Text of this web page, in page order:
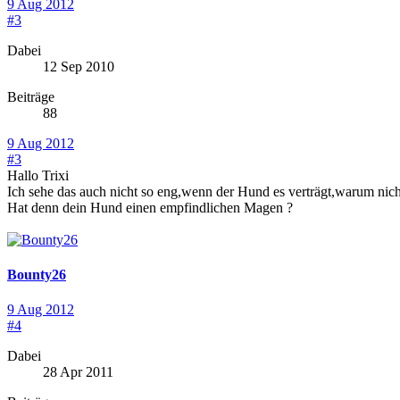
9 Aug 2012
#3
Dabei
12 Sep 2010
Beiträge
88
9 Aug 2012
#3
Hallo Trixi
Ich sehe das auch nicht so eng,wenn der Hund es verträgt,warum
Hat denn dein Hund einen empfindlichen Magen ?
Bounty26
9 Aug 2012
#4
Dabei
28 Apr 2011